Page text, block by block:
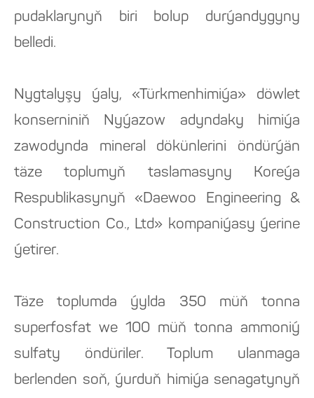
pudaklarynyň biri bolup durýandygyny
belledi.
Nygtalyşy ýaly, «Türkmenhimiýa» döwlet
konserniniň Nyýazow adyndaky himiýa
zawodynda mineral dökünlerini öndürýän
täze toplumyň taslamasyny Koreýa
Respublikasynyň «Daewoo Engineering &
Construction Co., Ltd» kompaniýasy ýerine
ýetirer.
Täze toplumda ýylda 350 müň tonna
superfosfat we 100 müň tonna ammoniý
sulfaty öndüriler. Toplum ulanmaga
berlenden soň, ýurduň himiýa senagatynyň